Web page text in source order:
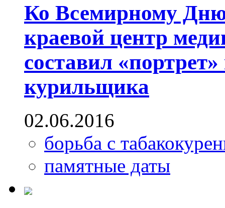
Ко Всемирному Дню
краевой центр
составил
курильщика
02.06.2016
борьба с
памятные даты